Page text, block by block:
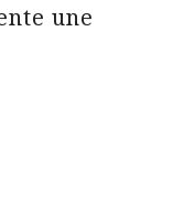
une